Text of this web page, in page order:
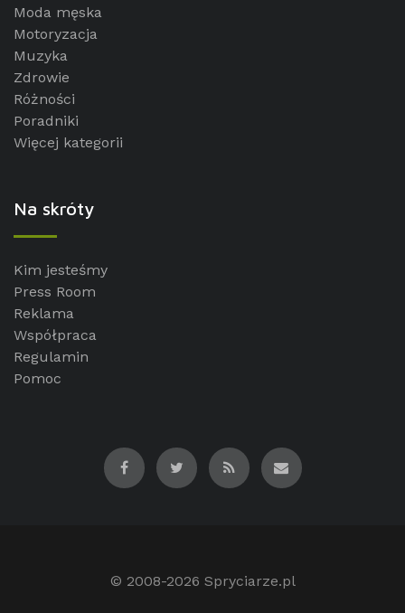
Moda męska
Motoryzacja
Muzyka
Zdrowie
Różności
Poradniki
Więcej kategorii
Na skróty
Kim jesteśmy
Press Room
Reklama
Współpraca
Regulamin
Pomoc
© 2008-2026 Spryciarze.pl